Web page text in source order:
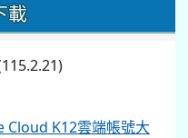
載
Cloud K12雲端帳號大